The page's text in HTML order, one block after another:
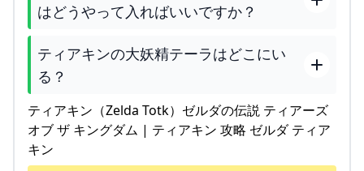
はどうやって入ればいいですか？
ティアキンの大妖精テーラはどこにい
る？
ティアキン（Zelda Totk）ゼルダの伝説 ティアーズ
オブ ザ キングダム | ティアキン 攻略 ゼルダ ティア
キン